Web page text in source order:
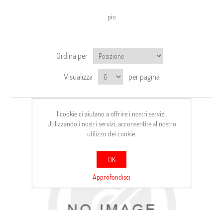
pio
Ordina per
Visualizza per pagina
I cookie ci aiutano a offrire i nostri servizi.
Utilizzando i nostri servizi, acconsentite al nostro
utilizzo dei cookie.
OK
Approfondisci